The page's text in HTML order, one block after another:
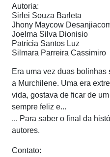
Autoria:
Sirlei Souza Barleta
Jhony Maycow
Joelma Silva Dionisio
Patrícia Santos Luz
Silmara Parreira Cassimiro
Era uma vez duas
a Murchilene. Uma era
vida, gostava de ficar de
sempre feliz e...
... Para saber o final da
autores.
Contato: